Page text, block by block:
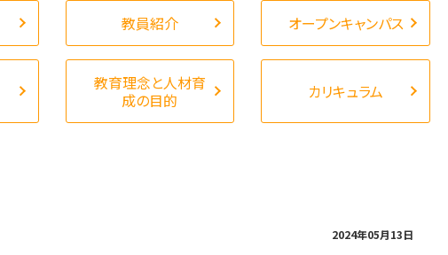
教員紹介 オープンキャンパス
教育理念と人材育
成の目的
カリキュラム
2024年05月13日